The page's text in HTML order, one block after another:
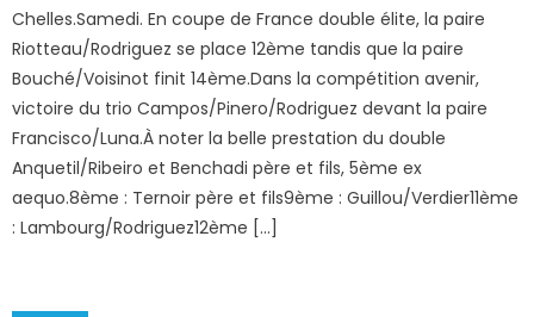
Chelles.Samedi. En coupe de France double élite, la paire
Riotteau/Rodriguez se place 12ème tandis que la paire
Bouché/Voisinot finit 14ème.Dans la compétition avenir,
victoire du trio Campos/Pinero/Rodriguez devant la paire
Francisco/Luna.À noter la belle prestation du double
Anquetil/Ribeiro et Benchadi père et fils, 5ème ex
aequo.8ème : Ternoir père et fils9ème : Guillou/Verdier11ème
: Lambourg/Rodriguez12ème […]